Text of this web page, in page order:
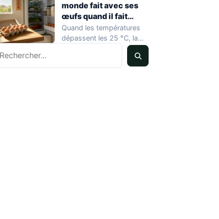
monde fait avec ses
œufs quand il fait
chaud
Quand les températures
dépassent les 25 °C, la
conservation des œufs